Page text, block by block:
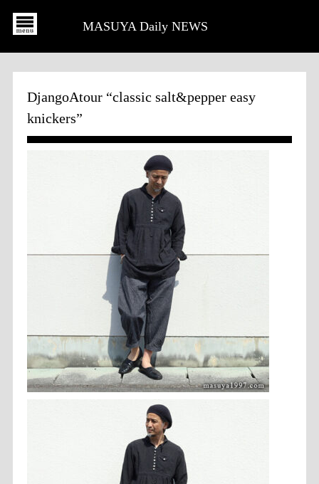
MASUYA Daily NEWS
DjangoAtour “classic salt&pepper easy
knickers”